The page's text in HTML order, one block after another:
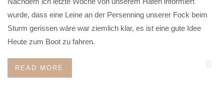
wurde, dass eine Leine an der Persenning unserer Fock beim
Sturm gerissen wäre war ziemlich klar, es ist eine gute Idee
Heute zum Boot zu fahren.
READ MORE